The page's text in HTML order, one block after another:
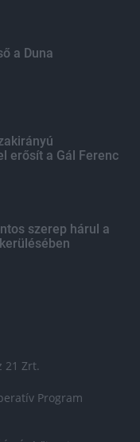
a Duna
erősít a Gál Ferenc
szerep hárul a
21 Zrt.
Program